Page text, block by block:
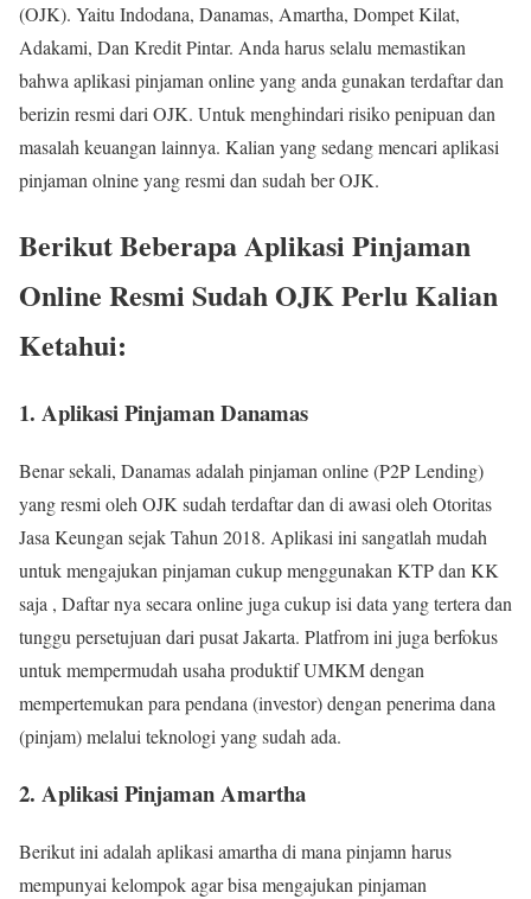
(OJK). Yaitu Indodana, Danamas, Amartha, Dompet Kilat,
Adakami, Dan Kredit Pintar. Anda harus selalu memastikan
bahwa aplikasi pinjaman online yang anda gunakan terdaftar dan
berizin resmi dari OJK. Untuk menghindari risiko penipuan dan
masalah keuangan lainnya. Kalian yang sedang mencari aplikasi
pinjaman olnine yang resmi dan sudah ber OJK.
Berikut Beberapa Aplikasi Pinjaman
Online Resmi Sudah OJK Perlu Kalian
Ketahui:
1. Aplikasi Pinjaman Danamas
Benar sekali, Danamas adalah pinjaman online (P2P Lending)
yang resmi oleh OJK sudah terdaftar dan di awasi oleh Otoritas
Jasa Keungan sejak Tahun 2018. Aplikasi ini sangatlah mudah
untuk mengajukan pinjaman cukup menggunakan KTP dan KK
saja , Daftar nya secara online juga cukup isi data yang tertera dan
tunggu persetujuan dari pusat Jakarta. Platfrom ini juga berfokus
untuk mempermudah usaha produktif UMKM dengan
mempertemukan para pendana (investor) dengan penerima dana
(pinjam) melalui teknologi yang sudah ada.
2. Aplikasi Pinjaman Amartha
Berikut ini adalah aplikasi amartha di mana pinjamn harus
mempunyai kelompok agar bisa mengajukan pinjaman